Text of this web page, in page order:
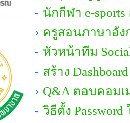
นักกีฬา e-
ครูสอนภาษาอั
หัวหน้าทีม
สร้าง
Q&A ตอบคอมเ
วิธีตั้ง